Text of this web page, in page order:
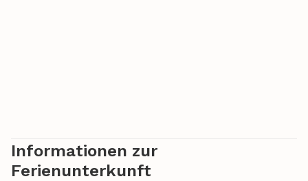
Informationen zur
Ferienunterkunft